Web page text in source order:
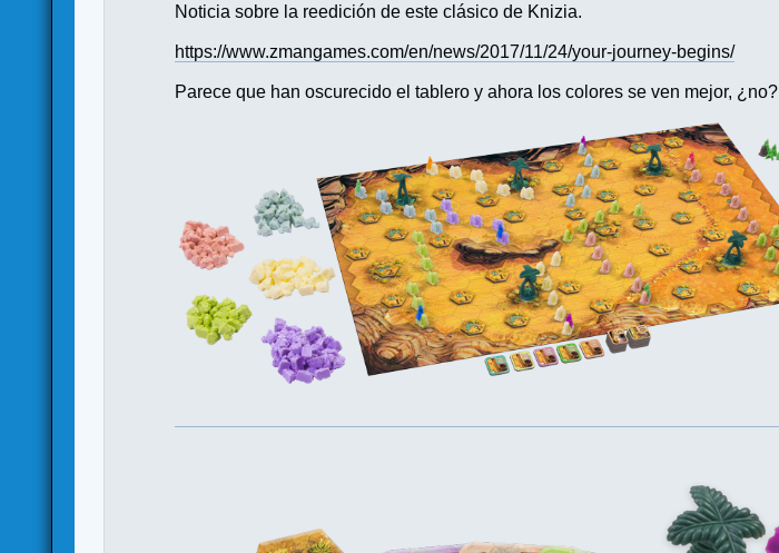
Noticia sobre la reedición de este clásico de Knizia.
https://www.zmangames.com/en/news/2017/11/24/your-journey-begins/
Parece que han oscurecido el tablero y ahora los colores se ven mejor, ¿no?